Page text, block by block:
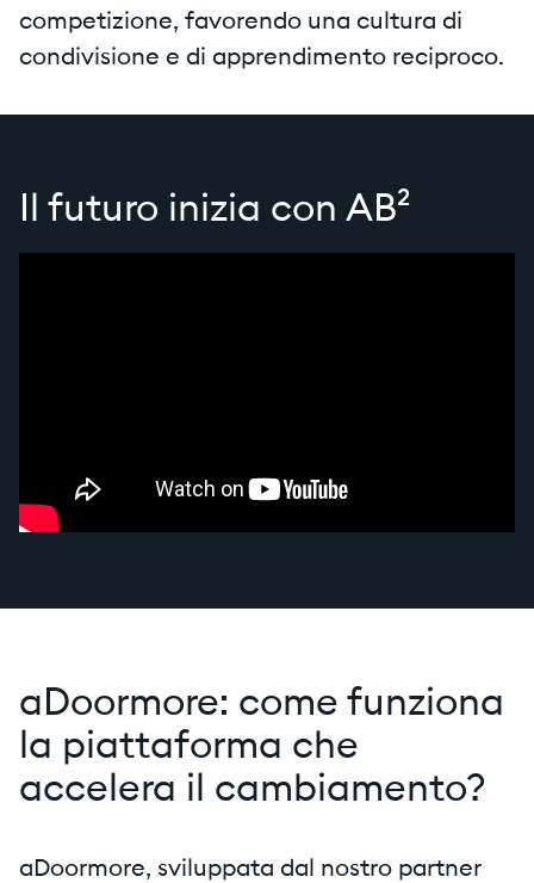
competizione, favorendo una cultura di
condivisione e di apprendimento reciproco.
Il futuro inizia con AB²
aDoormore: come funziona
la piattaforma che
accelera il cambiamento?
aDoormore, sviluppata dal nostro partner